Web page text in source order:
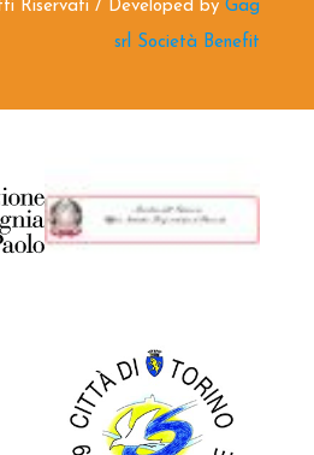
Riservati / Developed by Gag
srl Società Benefit